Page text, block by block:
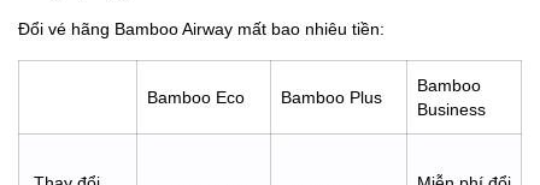
Đổi vé hãng Bamboo Airway mất bao nhiêu tiền:
Bamboo Eco Bamboo Plus
Bamboo
Business